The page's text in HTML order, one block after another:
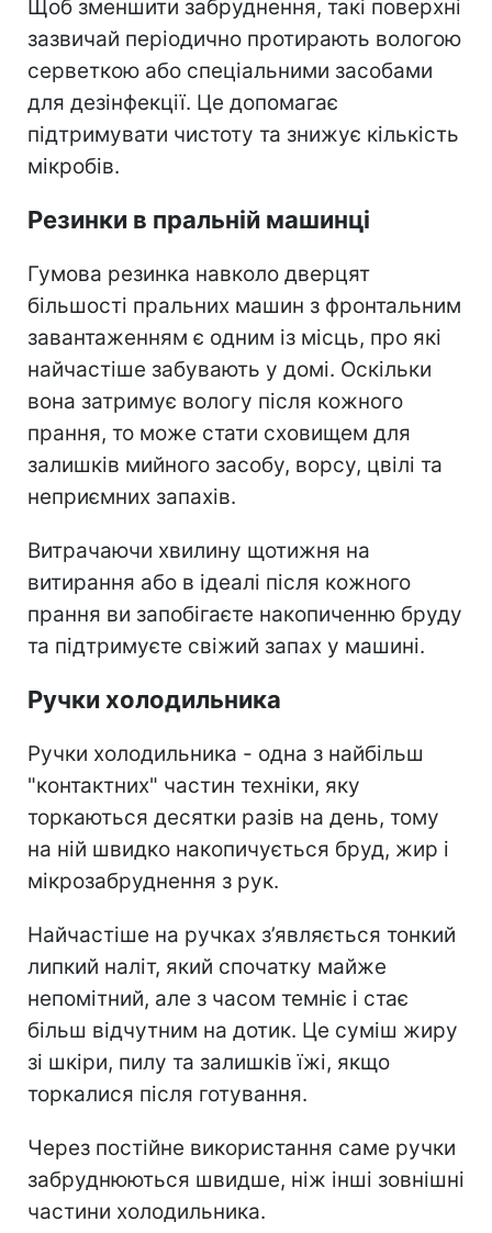
Щоб зменшити забруднення, такі поверхні
зазвичай періодично протирають вологою
серветкою або спеціальними засобами
для дезінфекції. Це допомагає
підтримувати чистоту та знижує кількість
мікробів.
Резинки в пральній машинці
Гумова резинка навколо дверцят
більшості пральних машин з фронтальним
завантаженням є одним із місць, про які
найчастіше забувають у домі. Оскільки
вона затримує вологу після кожного
прання, то може стати сховищем для
залишків мийного засобу, ворсу, цвілі та
неприємних запахів.
Витрачаючи хвилину щотижня на
витирання або в ідеалі після кожного
прання ви запобігаєте накопиченню бруду
та підтримуєте свіжий запах у машині.
Ручки холодильника
Ручки холодильника - одна з найбільш
"контактних" частин техніки, яку
торкаються десятки разів на день, тому
на ній швидко накопичується бруд, жир і
мікрозабруднення з рук.
Найчастіше на ручках з’являється тонкий
липкий наліт, який спочатку майже
непомітний, але з часом темніє і стає
більш відчутним на дотик. Це суміш жиру
зі шкіри, пилу та залишків їжі, якщо
торкалися після готування.
Через постійне використання саме ручки
забруднюються швидше, ніж інші зовнішні
частини холодильника.